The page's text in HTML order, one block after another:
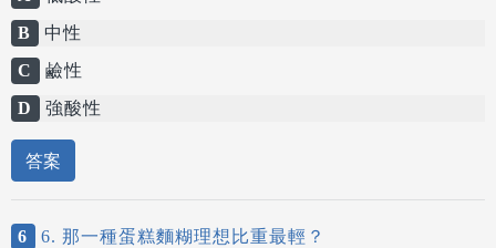
B
中性
C
鹼性
D
強酸性
答案
6
6. 那一種蛋糕麵糊理想比重最輕？